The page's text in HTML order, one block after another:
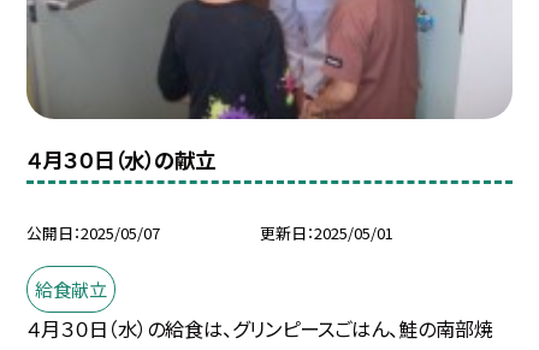
４月３０日（水）の献立
公開日 2025/05/07 更新日 2025/05/01
給食献立
４月３０日（水）の給食は、グリンピースごはん、鮭の南部焼